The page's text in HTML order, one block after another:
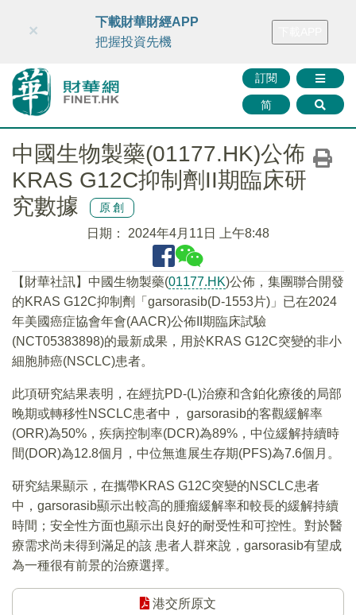
財華智庫網 FINTV FINMETA 財華證券 媒體矩陣
訂閱
简
×
下載財華財經APP
把握投資先機
中國生物製藥(01177.HK)公佈
KRAS G12C抑制劑II期臨床研
究數據
原創
日期： 2024年4月11日 上午8:48
【財華社訊】中國生物製藥(01177.HK)公佈，集團聯合開發
的KRAS G12C抑制劑「garsorasib(D-1553片)」已在2024
年美國癌症協會年會(AACR)公佈II期臨床試驗
(NCT05383898)的最新成果，用於KRAS G12C突變的非小
細胞肺癌(NSCLC)患者。
此項研究結果表明，在經抗PD-(L)治療和含鉑化療後的局部
晚期或轉移性NSCLC患者中， garsorasib的客觀緩解率
(ORR)為50%，疾病控制率(DCR)為89%，中位緩解持續時
間(DOR)為12.8個月，中位無進展生存期(PFS)為7.6個月。
研究結果顯示，在攜帶KRAS G12C突變的NSCLC患者
中，garsorasib顯示出較高的腫瘤緩解率和較長的緩解持續
時間；安全性方面也顯示出良好的耐受性和可控性。對於醫
療需求尚未得到滿足的該 患者人群來說，garsorasib有望成
為一種很有前景的治療選擇。
港交所原文